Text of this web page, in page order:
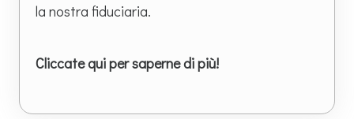
la nostra fiduciaria.
Cliccate qui per saperne di più!